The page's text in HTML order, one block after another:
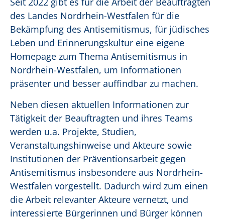
des Landes Nordrhein-Westfalen für die
Bekämpfung des Antisemitismus, für jüdisches
Leben und Erinnerungskultur eine eigene
Homepage zum Thema Antisemitismus in
Nordrhein-Westfalen, um Informationen
präsenter und besser auffindbar zu machen.
Neben diesen aktuellen Informationen zur
Tätigkeit der Beauftragten und ihres Teams
werden u.a. Projekte, Studien,
Veranstaltungshinweise und Akteure sowie
Institutionen der Präventionsarbeit gegen
Antisemitismus insbesondere aus Nordrhein-
Westfalen vorgestellt. Dadurch wird zum einen
die Arbeit relevanter Akteure vernetzt, und
interessierte Bürgerinnen und Bürger können